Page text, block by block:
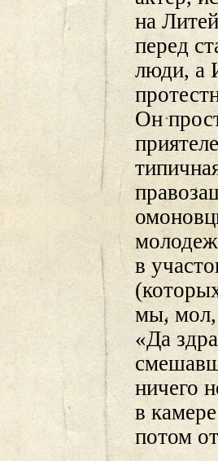
на
перед
люди, а
Он
в
мы, мол,
«Да
ничего
в
потом